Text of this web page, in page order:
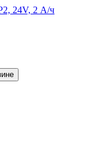
24V, 2 А/ч